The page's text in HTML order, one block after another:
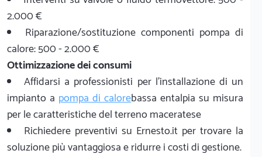
2.000 €
Riparazione/sostituzione componenti pompa di
calore: 500 - 2.000 €
Ottimizzazione dei consumi
Affidarsi a professionisti per l'installazione di un
impianto a pompa di calorebassa entalpia su misura
per le caratteristiche del terreno maceratese
Richiedere preventivi su Ernesto.it per trovare la
soluzione più vantaggiosa e ridurre i costi di gestione.